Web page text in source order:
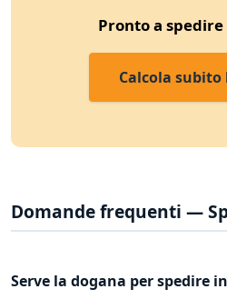
Pronto a spedire
Calcola
Domande frequenti —
Serve la dogana per spedire